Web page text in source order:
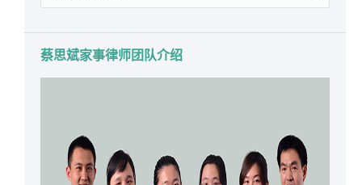
蔡思斌家事律师团队介绍